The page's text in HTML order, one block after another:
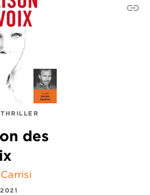
des
link